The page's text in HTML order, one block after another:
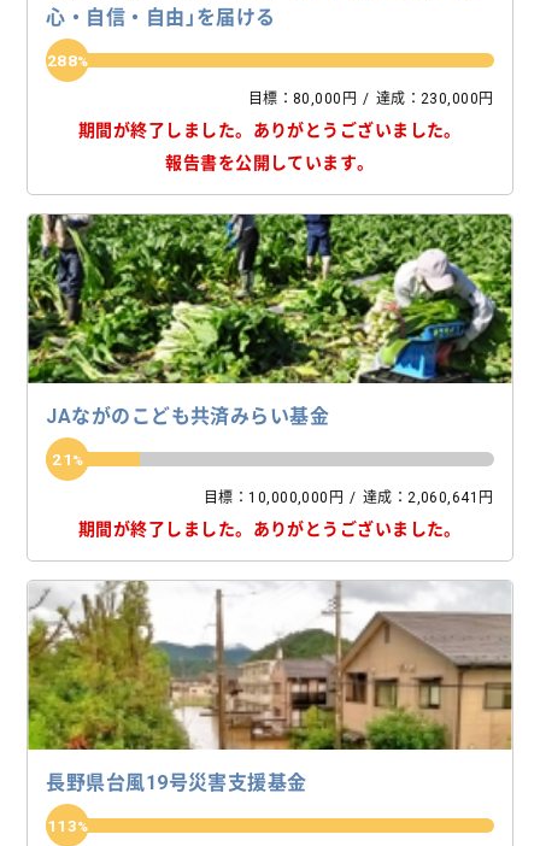
心・自信・自由」を届ける
288
目標：80,000円 達成：230,000円
期間が終了しました。 ありがとうございました。
報告書を公開しています。
JAながのこども共済みらい基金
21
目標：10,000,000円 達成：2,060,641円
期間が終了しました。 ありがとうございました。
長野県台風19号災害支援基金
113